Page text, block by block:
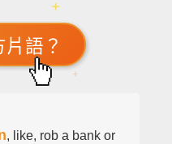
語？
, like, rob a bank or